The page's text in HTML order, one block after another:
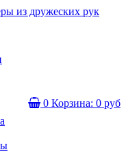
0 Корзина: 0 руб